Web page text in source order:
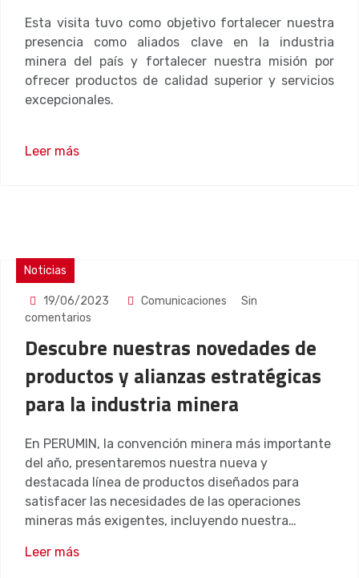
Esta visita tuvo como objetivo fortalecer nuestra
presencia como aliados clave en la industria
minera del país y fortalecer nuestra misión por
ofrecer productos de calidad superior y servicios
excepcionales.
Leer más
Noticias
19/06/2023 Comunicaciones
Sin
comentarios
Descubre nuestras novedades de
productos y alianzas estratégicas
para la industria minera
En PERUMIN, la convención minera más importante
del año, presentaremos nuestra nueva y
destacada línea de productos diseñados para
satisfacer las necesidades de las operaciones
mineras más exigentes, incluyendo nuestra…
Leer más